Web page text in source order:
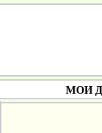
МОИ